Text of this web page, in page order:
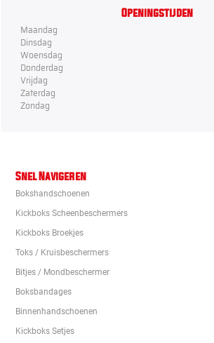
Openingstijden
Maandag
Dinsdag
Woensdag
Donderdag
Vrijdag
Zaterdag
Zondag
Snel Navigeren
Bokshandschoenen
Kickboks Scheenbeschermers
Kickboks Broekjes
Toks / Kruisbeschermers
Bitjes / Mondbeschermer
Boksbandages
Binnenhandschoenen
Kickboks Setjes